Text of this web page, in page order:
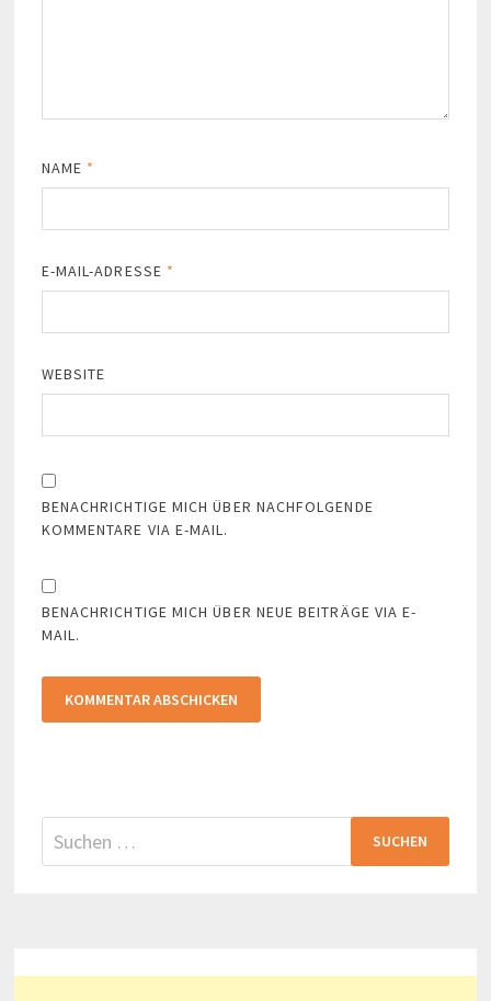
NAME *
E-MAIL-ADRESSE *
WEBSITE
BENACHRICHTIGE MICH ÜBER NACHFOLGENDE
KOMMENTARE VIA E-MAIL.
BENACHRICHTIGE MICH ÜBER NEUE BEITRÄGE VIA E-
MAIL.
Suchen
nach: